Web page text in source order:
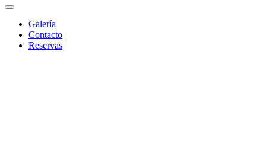
Galería
Contacto
Reservas